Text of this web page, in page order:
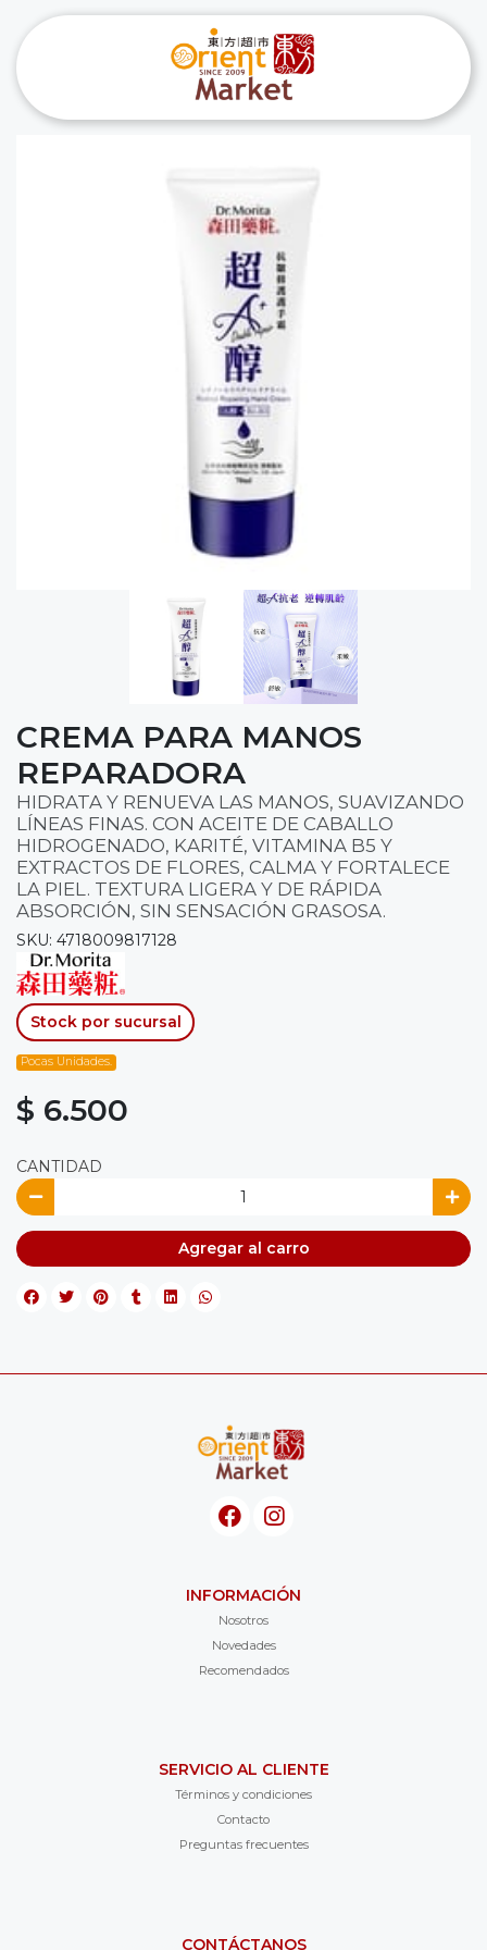
CREMA PARA MANOS
REPARADORA
HIDRATA Y RENUEVA LAS MANOS, SUAVIZANDO
LÍNEAS FINAS. CON ACEITE DE CABALLO
HIDROGENADO, KARITÉ, VITAMINA B5 Y
EXTRACTOS DE FLORES, CALMA Y FORTALECE
LA PIEL. TEXTURA LIGERA Y DE RÁPIDA
ABSORCIÓN, SIN SENSACIÓN GRASOSA.
SKU: 4718009817128
Stock por sucursal
Pocas Unidades.
$ 6.500
CANTIDAD
Agregar al carro
INFORMACIÓN
Nosotros
Novedades
Recomendados
SERVICIO AL CLIENTE
Términos y condiciones
Contacto
Preguntas frecuentes
CONTÁCTANOS